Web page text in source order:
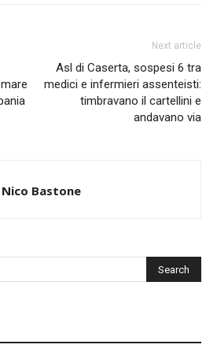
Next article
Asl di Caserta, sospesi 6 tra
medici e infermieri assenteisti:
timbravano il cartellini e
andavano via
Nico Bastone